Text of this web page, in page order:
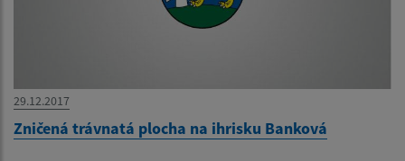
29.12.2017
Zničená trávnatá plocha na ihrisku Banková